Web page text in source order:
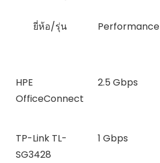
ยี่ห้อ/รุ่น Performance
HPE
OfficeConnect
2.5 Gbps
TP-Link TL-
SG3428
1 Gbps